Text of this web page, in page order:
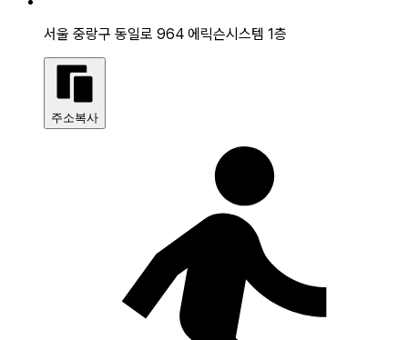
서울 중랑구 동일로 964 에릭슨시스템 1층
주소복사